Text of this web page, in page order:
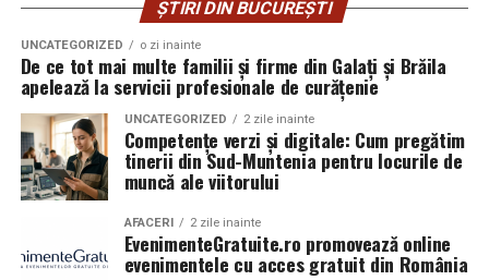
punctualitatea echipei în cadrul curățeniei lunare de
întreținere.
3. Cum integrează programele
noastre de formare pilonul
verde și digital
Cursurile desfășurate în cadrul proiectului sunt
concepute pentru a oferi un pachet complet de abilități.
Fiecare modul de calificare include componente
practice axate pe noile tehnologii și soluții ecologice:
cu prietenii, asigura-te ca fiecare persoana are acces la
propriul bilet inainte de a ajunge la festival.
Ridica-ti bratarainainte de festival
Daca esti dintre cei mai bine pregatiti, poti ridica, intre 3
si 6 August, bratara din:
Orange Shop Victoriei (9:00 – 18:00)
Orange Shop Plaza (12:00 – 20:00)
ȘTIRI DIN BUCUREȘTI
UNCATEGORIZED o zi inainte
De ce tot mai multe familii și firme din Galați și Brăila
apelează la servicii profesionale de curățenie
UNCATEGORIZED 2 zile inainte
Competențe verzi și digitale: Cum pregătim
tinerii din Sud-Muntenia pentru locurile de
muncă ale viitorului
AFACERI 2 zile inainte
EvenimenteGratuite.ro promovează online
evenimentele cu acces gratuit din România